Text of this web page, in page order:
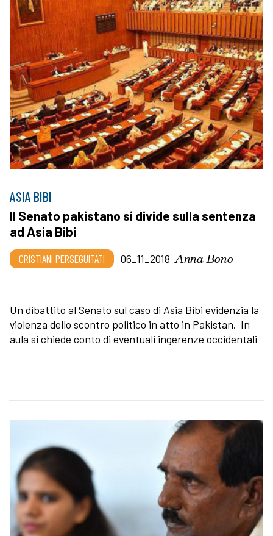
ASIA BIBI
Il Senato pakistano si divide sulla sentenza
ad Asia Bibi
CRISTIANI PERSEGUITATI 06_11_2018 Anna Bono
Un dibattito al Senato sul caso di Asia Bibi evidenzia la
violenza dello scontro politico in atto in Pakistan. In
aula si chiede conto di eventuali ingerenze occidentali